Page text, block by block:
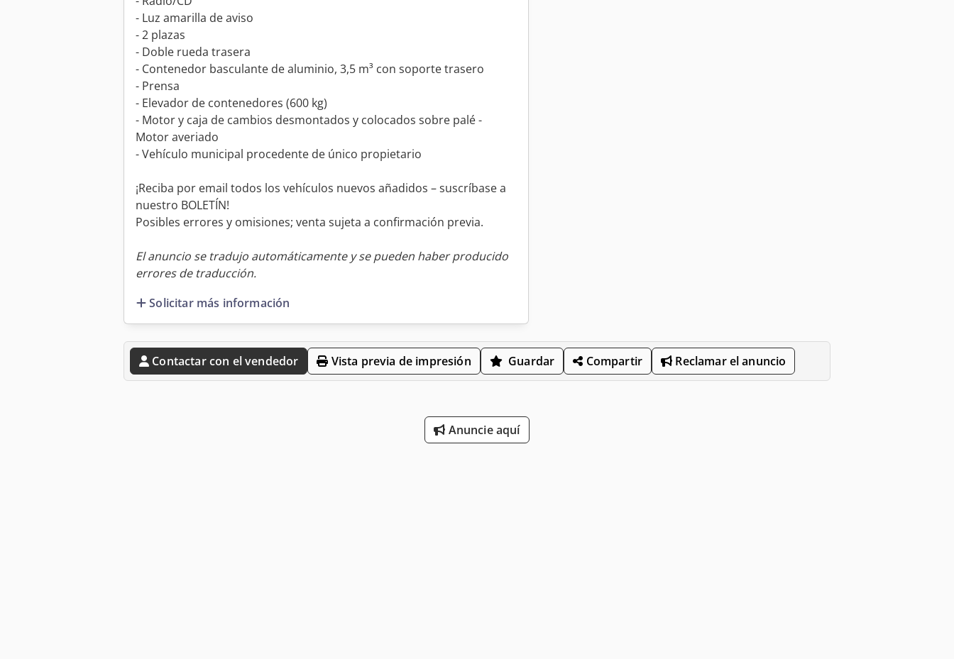
- Luz amarilla de aviso
- 2 plazas
- Doble rueda trasera
- Contenedor basculante de aluminio, 3,5 m³ con soporte trasero
- Prensa
- Elevador de contenedores (600 kg)
- Motor y caja de cambios desmontados y colocados sobre palé -
Motor averiado
- Vehículo municipal procedente de único propietario
¡Reciba por email todos los vehículos nuevos añadidos – suscríbase a
nuestro BOLETÍN!
Posibles errores y omisiones; venta sujeta a confirmación previa.
El anuncio se tradujo automáticamente y se pueden haber producido
errores de traducción.
Solicitar más información
Contactar con el vendedor Vista previa de impresión Guardar Compartir Reclamar el anuncio
Anuncie aquí